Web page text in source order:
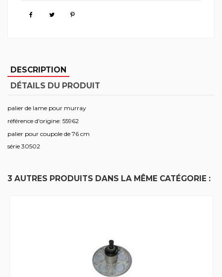
DESCRIPTION
DÉTAILS DU PRODUIT
palier de lame pour murray
référence d'origine: 55962
palier pour coupole de 76 cm
série 30502
3 AUTRES PRODUITS DANS LA MÊME CATÉGORIE :